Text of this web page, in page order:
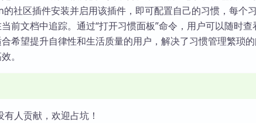
社区插件安装并启用该插件，即可配置自己的习惯，每个
前文档中追踪。通过“打开习惯面板”命令，用户可以随时查
希望提升自律性和生活质量的用户，解决了习惯管理繁琐
。
人贡献，欢迎占坑！